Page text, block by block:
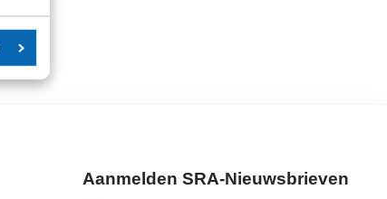
Aanmelden SRA-Nieuwsbrieven